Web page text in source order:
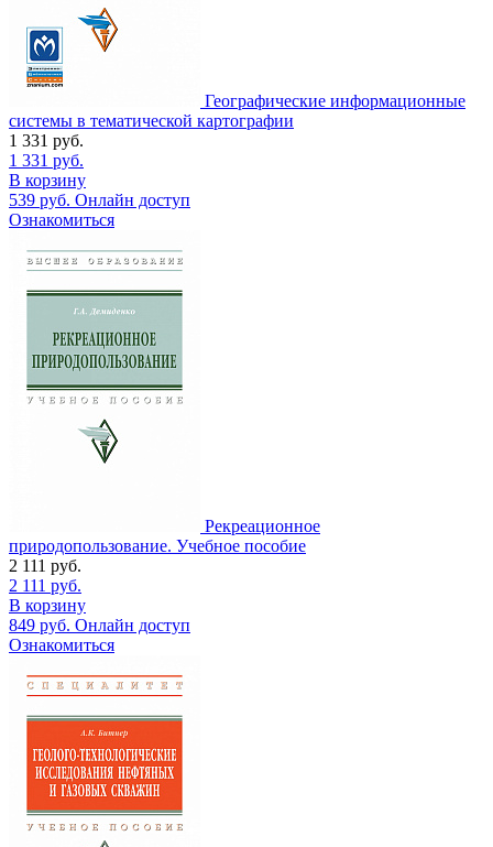
Географические информационные
системы в тематической картографии
1 331 руб.
1 331 руб.
В корзину
539 руб. Онлайн доступ
Ознакомиться
Рекреационное
природопользование. Учебное пособие
2 111 руб.
2 111 руб.
В корзину
849 руб. Онлайн доступ
Ознакомиться